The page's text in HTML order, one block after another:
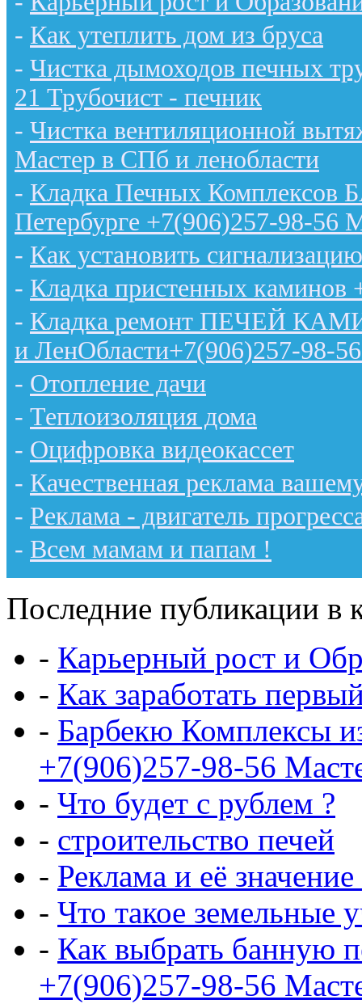
- Как утеплить дом из бруса
- Чистка дымоходов печных
21 Трубочист - печник
- Чистка вентиляционной
Мастер в СПб и ленобласти
- Кладка Печных Комплексов
Петербурге +7(906)257-98-56
- Как установить
- Кладка пристенных каминов
- Кладка ремонт ПЕЧЕЙ
и ЛенОбласти+7(906)257-98-
- Отопление дачи
- Теплоизоляция дома
- Оцифровка видеокассет
- Качественная реклама
- Реклама - двигатель
- Всем мамам и папам !
Последние публикации в
- Карьерный рост и
- Как заработать
- Барбекю Комплексы
+7(906)257-98-56
- Что будет с рублем ?
- строительство печей
- Реклама и её
- Что такое земельные
- Как выбрать банную
+7(906)257-98-56